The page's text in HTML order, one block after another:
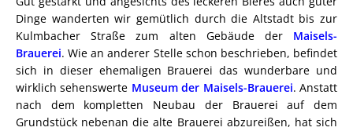
Dinge wanderten wir gemütlich durch die Altstadt bis zur
Kulmbacher Straße zum alten Gebäude der Maisels-
Brauerei. Wie an anderer Stelle schon beschrieben, befindet
sich in dieser ehemaligen Brauerei das wunderbare und
wirklich sehenswerte Museum der Maisels-Brauerei. Anstatt
nach dem kompletten Neubau der Brauerei auf dem
Grundstück nebenan die alte Brauerei abzureißen, hat sich